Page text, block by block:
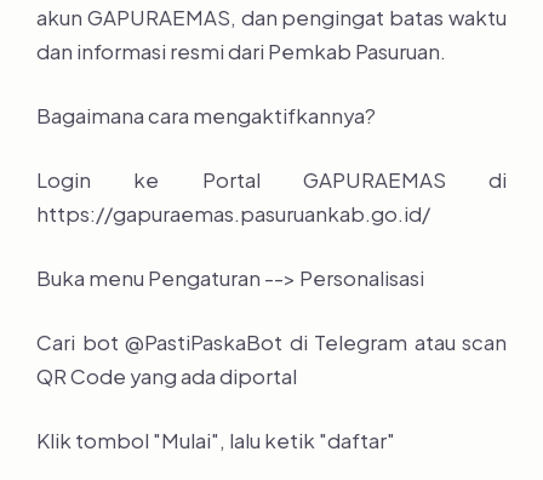
akun GAPURAEMAS, dan pengingat batas waktu
dan informasi resmi dari Pemkab Pasuruan.
Bagaimana cara mengaktifkannya?
Login ke Portal GAPURAEMAS di
https://gapuraemas.pasuruankab.go.id/
Buka menu Pengaturan --> Personalisasi
Cari bot @PastiPaskaBot di Telegram atau scan
QR Code yang ada diportal
Klik tombol "Mulai", lalu ketik "daftar"